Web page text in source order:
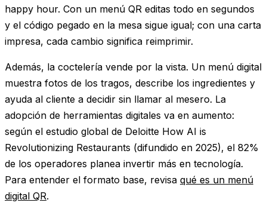
happy hour. Con un menú QR editas todo en segundos
y el código pegado en la mesa sigue igual; con una carta
impresa, cada cambio significa reimprimir.
Además, la coctelería vende por la vista. Un menú digital
muestra fotos de los tragos, describe los ingredientes y
ayuda al cliente a decidir sin llamar al mesero. La
adopción de herramientas digitales va en aumento:
según el estudio global de Deloitte How AI is
Revolutionizing Restaurants (difundido en 2025), el 82%
de los operadores planea invertir más en tecnología.
Para entender el formato base, revisa qué es un menú
digital QR.